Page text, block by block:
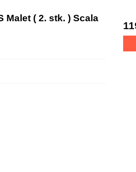
Malet ( 2. stk. ) Scala